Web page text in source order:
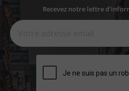
Recevez notre lettre